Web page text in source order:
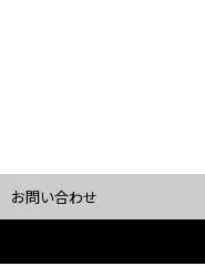
お問い合わせ